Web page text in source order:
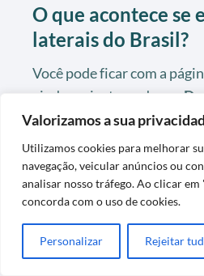
Valorizamos a sua
Utilizamos cookies para melhorar
navegação, veicular anúncios ou
analisar nosso tráfego. Ao clicar
concorda com o uso de cookies.
Personalizar Rejeitar
O que acontece se
laterais do Brasil?
Você pode ficar com a
ainda assim travada por
WendellouCarlos
e caro.
Os laterais parecem
coleção do mesmo jeito
Não subestime essa faixa.